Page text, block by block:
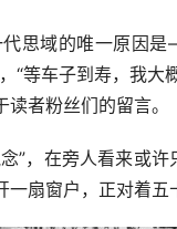
代思域的唯一原因
“等车子到寿，我大
者粉丝们的留言。
”，在旁人看来或
扇窗户，正对着五